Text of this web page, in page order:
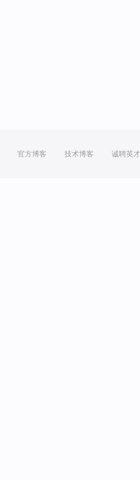
官方博客 技术博客 诚聘英才